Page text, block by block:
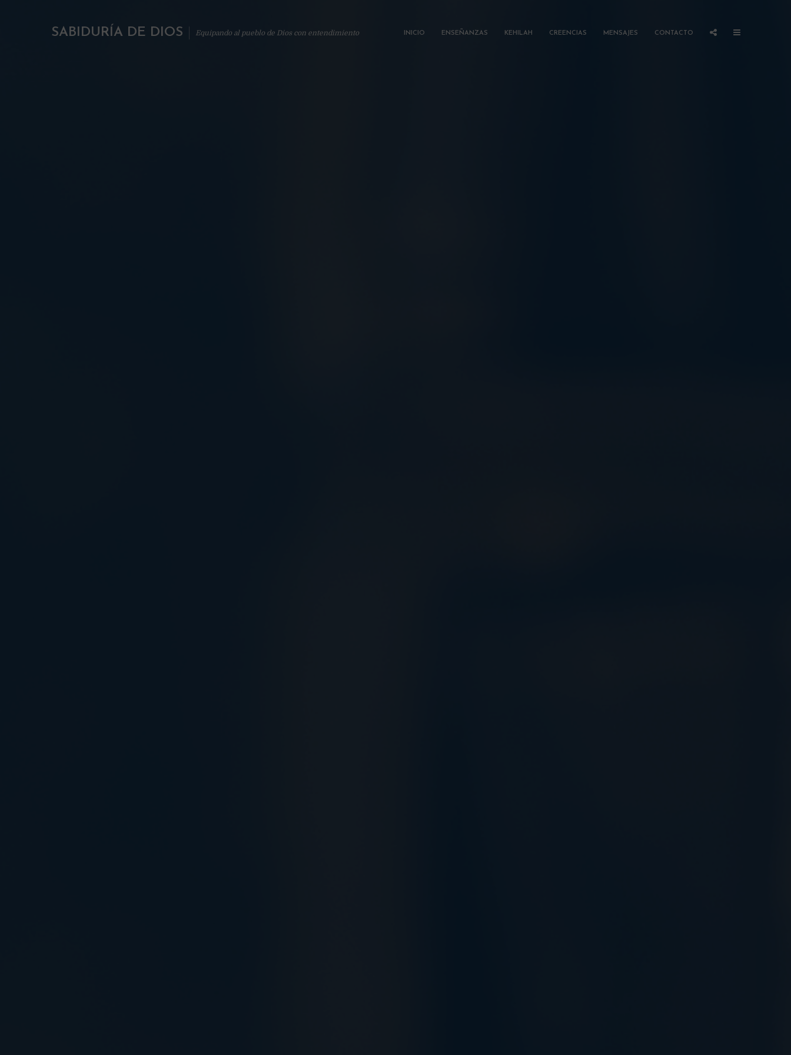
SABIDURÍA DE DIOS Equipando al pueblo de Dios con entendimiento INICIO ENSEÑANZAS KEHILAH CREENCIAS MENSAJES CONTACTO